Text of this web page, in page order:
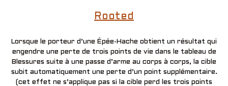
Rooted
Lorsque le porteur d’une Épée-Hache obtient un résultat qui
engendre une perte de trois points de vie dans le tableau de
Blessures suite à une passe d’arme au corps à corps, la cible
subit automatiquement une perte d’un point supplémentaire.
(cet effet ne s’applique pas si la cible perd les trois points